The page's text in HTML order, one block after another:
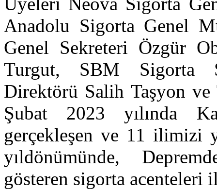
Anadolu Sigorta Genel
Genel Sekreteri Özgür
Turgut, SBM Sigorta
Direktörü Salih Taşyon
Şubat 2023 yılında
gerçekleşen ve 11 ilimizi
yıldönümünde,
gösteren sigorta acenteleri